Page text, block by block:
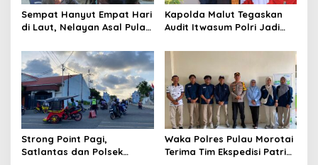
o
n
Sempat Hanyut Empat Hari
di Laut, Nelayan Asal Pulau
Pantai Tawakali Morotai
Utara
Kapolda Malut Tegaskan
Audit Itwasum Polri Jadi
Akuntabilitas dan Kinerja
Strong Point Pagi,
Satlantas dan Polsek
Waka Polres Pulau Morotai
Terima Tim Ekspedisi Patriot